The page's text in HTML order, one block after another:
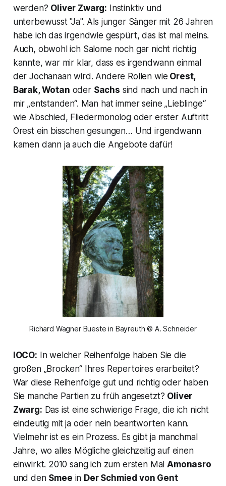
werden? Oliver Zwarg: Instinktiv und
unterbewusst "Ja". Als junger Sänger mit 26 Jahren
habe ich das irgendwie gespürt, das ist mal meins.
Auch, obwohl ich Salome noch gar nicht richtig
kannte, war mir klar, dass es irgendwann einmal
der Jochanaan wird. Andere Rollen wie Orest,
Barak, Wotan oder Sachs sind nach und nach in
mir „entstanden“. Man hat immer seine „Lieblinge“
wie Abschied, Fliedermonolog oder erster Auftritt
Orest ein bisschen gesungen… Und irgendwann
kamen dann ja auch die Angebote dafür!
Richard Wagner Bueste in Bayreuth © A. Schneider
IOCO: In welcher Reihenfolge haben Sie die
großen „Brocken“ Ihres Repertoires erarbeitet?
War diese Reihenfolge gut und richtig oder haben
Sie manche Partien zu früh angesetzt? Oliver
Zwarg: Das ist eine schwierige Frage, die ich nicht
eindeutig mit ja oder nein beantworten kann.
Vielmehr ist es ein Prozess. Es gibt ja manchmal
Jahre, wo alles Mögliche gleichzeitig auf einen
einwirkt. 2010 sang ich zum ersten MalAmonasro
und den Smee in Der Schmied von Gent